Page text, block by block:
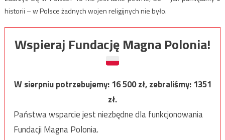
historii – w Polsce żadnych wojen religijnych nie było.
Wspieraj Fundację Magna Polonia!
W sierpniu potrzebujemy:16 500zł, zebraliśmy:1351
zł.
Państwa wsparcie jest niezbędne dla funkcjonowania
Fundacji Magna Polonia.